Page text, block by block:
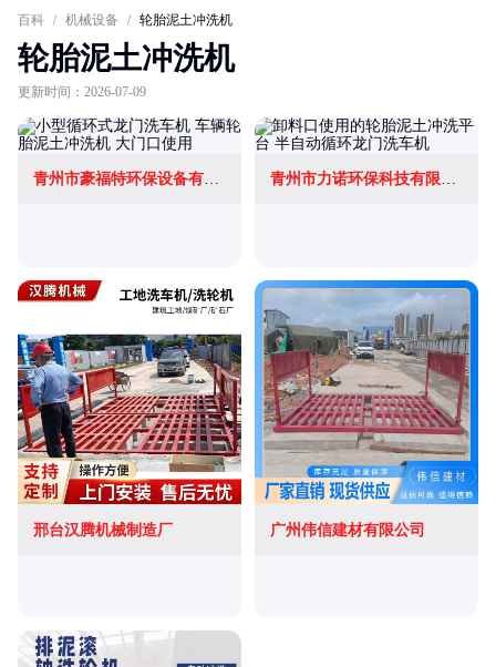
百科 / 机械设备 / 轮胎泥土冲洗机
轮胎泥土冲洗机
更新时间：2026-07-09
青州市豪福特环保设备有限公司 青州市力诺环保科技有限公司
邢台汉腾机械制造厂 广州伟信建材有限公司